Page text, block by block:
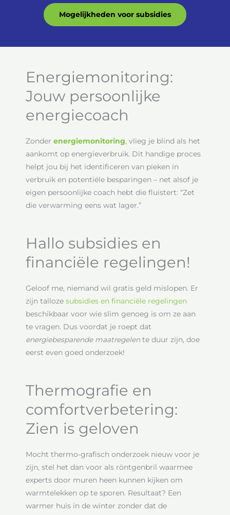
Mogelijkheden voor subsidies
Energiemonitoring:
Jouw persoonlijke
energiecoach
Zonder energiemonitoring, vlieg je blind als het
aankomt op energieverbruik. Dit handige proces
helpt jou bij het identificeren van pieken in
verbruik en potentiële besparingen – net alsof je
eigen persoonlijke coach hebt die fluistert: “Zet
die verwarming eens wat lager.”
Hallo subsidies en
financiële regelingen!
Geloof me, niemand wil gratis geld mislopen. Er
zijn talloze subsidies en financiële regelingen
beschikbaar voor wie slim genoeg is om ze aan
te vragen. Dus voordat je roept dat
energiebesparende maatregelen te duur zijn, doe
eerst even goed onderzoek!
Thermografie en
comfortverbetering:
Zien is geloven
Mocht thermo-grafisch onderzoek nieuw voor je
zijn, stel het dan voor als röntgenbril waarmee
experts door muren heen kunnen kijken om
warmtelekken op te sporen. Resultaat? Een
warmer huis in de winter zonder dat de